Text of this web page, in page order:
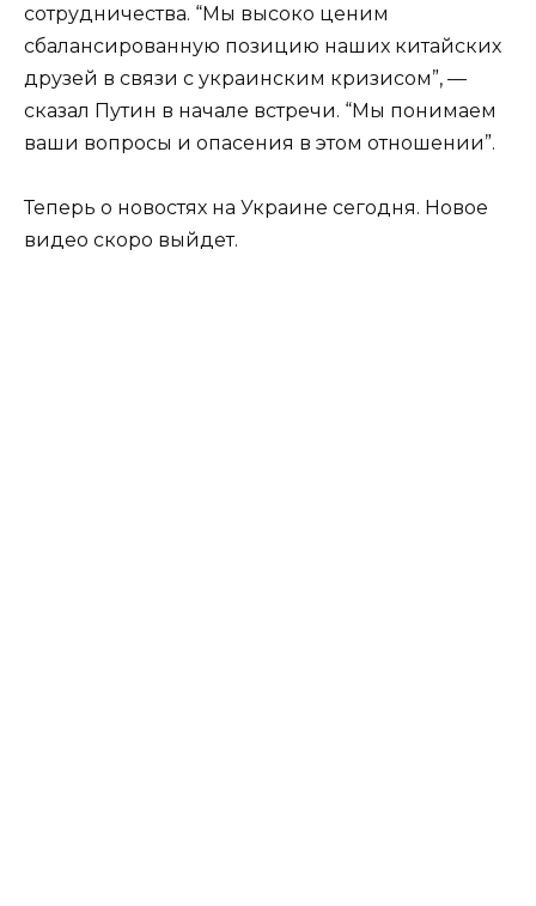
сотрудничества. “Мы высоко ценим
сбалансированную позицию наших китайских
друзей в связи с украинским кризисом”, —
сказал Путин в начале встречи. “Мы понимаем
ваши вопросы и опасения в этом отношении”.
Теперь о новостях на Украине сегодня. Новое
видео скоро выйдет.